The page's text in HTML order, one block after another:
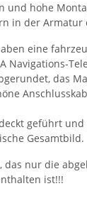
und hohe
in der Armatur
eine
Navigations-
das
geführt
Gesamtbild.
das nur die
ist!!!